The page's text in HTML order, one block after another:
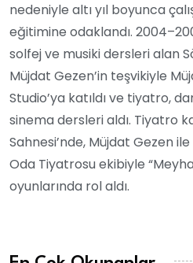
nedeniyle altı yıl boyunca
eğitimine odaklandı.
solfej ve musiki dersleri alan
Müjdat Gezen’in teşvikiyle
Studio’ya katıldı ve tiyatro,
sinema dersleri aldı. Tiyatro
Sahnesi’nde, Müjdat Gezen
Oda Tiyatrosu ekibiyle
oyunlarında rol aldı.